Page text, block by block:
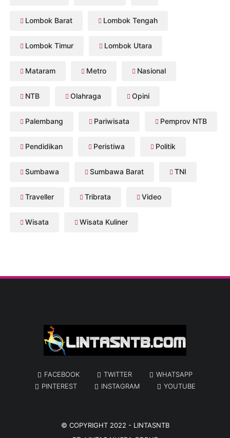
Lombok Barat Lombok Tengah
Lombok Timur Lombok Utara
Mataram Metro Nasional
NTB Olahraga Opini
Palembang Pariwisata Pemprov NTB
Pendidikan Peristiwa Politik
Sumbawa Sumbawa Barat TNI
Traveller Tribrata Video
Wisata Wisata Kuliner
FACEBOOK TWITTER
WHATSAPP
PINTEREST
INSTAGRAM YOUTUBE
© COPYRIGHT 2022 - LINTASNTB